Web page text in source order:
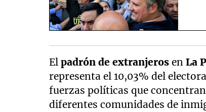
El padrón de extranjerosenLa
representa el 10,03% del
fuerzas políticas que
diferentes comunidades de